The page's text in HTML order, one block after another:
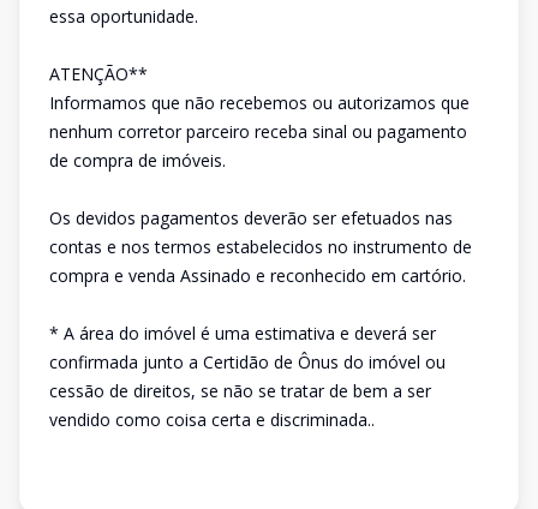
essa oportunidade.
ATENÇÃO**
Informamos que não recebemos ou autorizamos que
nenhum corretor parceiro receba sinal ou pagamento
de compra de imóveis.
Os devidos pagamentos deverão ser efetuados nas
contas e nos termos estabelecidos no instrumento de
compra e venda Assinado e reconhecido em cartório.
* A área do imóvel é uma estimativa e deverá ser
confirmada junto a Certidão de Ônus do imóvel ou
cessão de direitos, se não se tratar de bem a ser
vendido como coisa certa e discriminada..